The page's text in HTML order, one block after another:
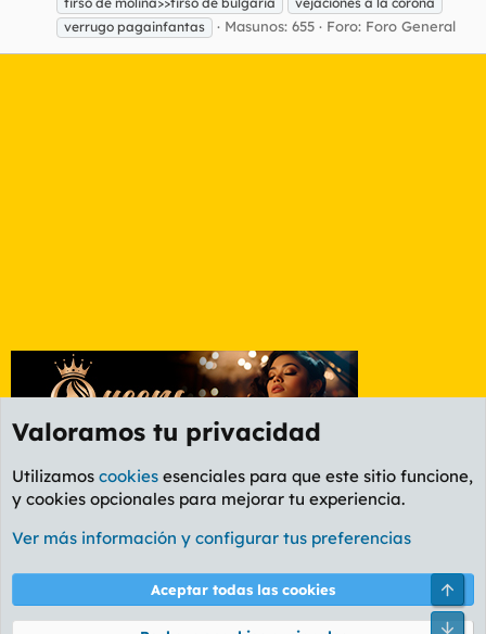
verrugo pagainfantas
Masunos: 655 Foro: Foro General
Etiquetas
Cookies
PL OLDSTYLE AMARILLO
Términos y reglas Política de privacidad Ayuda
Valoramos tu privacidad
Utilizamos cookies esenciales para que este sitio funcione,
y cookies opcionales para mejorar tu experiencia.
Ver más información y configurar tus preferencias
Aceptar todas las cookies
Pie